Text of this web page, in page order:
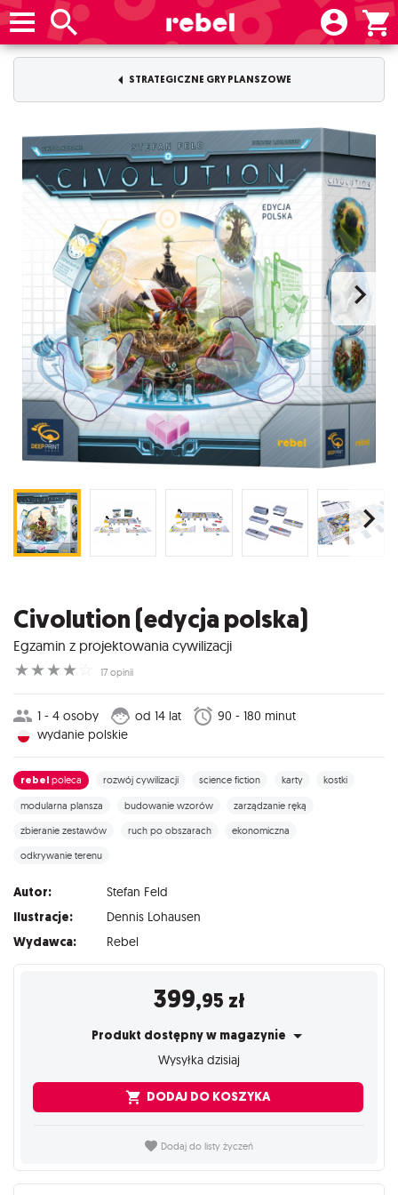
STRATEGICZNE GRY PLANSZOWE
Civolution (edycja polska)
Egzamin z projektowania cywilizacji
☆
☆
☆
☆ 17 opinii
1 - 4 osoby od 14 lat
90 - 180 minut
wydanie polskie
rebel poleca rozwój cywilizacji science fiction karty kostki
modularna plansza budowanie wzorów
zarządzanie ręką
zbieranie zestawów
ruch po obszarach
ekonomiczna
odkrywanie terenu
Autor: Stefan Feld
Ilustracje: Dennis Lohausen
Wydawca: Rebel
399,95 zł
Produkt dostępny w magazynie
Wysyłka dzisiaj
DODAJ DO KOSZYKA
Dodaj do listy życzeń